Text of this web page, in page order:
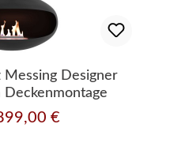
Messing Designer
Deckenmontage
Preis: €